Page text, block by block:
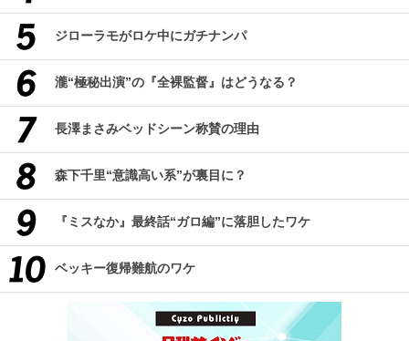
ジローラモがロケ中にガチナンパ
瀧“極秘出演”の『全裸監督』はどうなる？
長澤まさみベッドシーン称賛の理由
森下千里“意識高い系”が裏目に？
『ミスなか』最終話“ガロ編”に落胆したワケ
ベッキー復帰難航のワケ